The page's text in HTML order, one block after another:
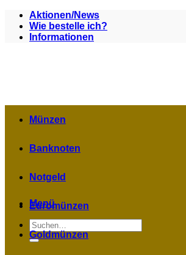
Zum
Inhalt
springen
Aktionen/News
Wie bestelle ich?
Informationen
Menü
Suchen
nach:
Münzen
Banknoten
Notgeld
Euromünzen
Goldmünzen